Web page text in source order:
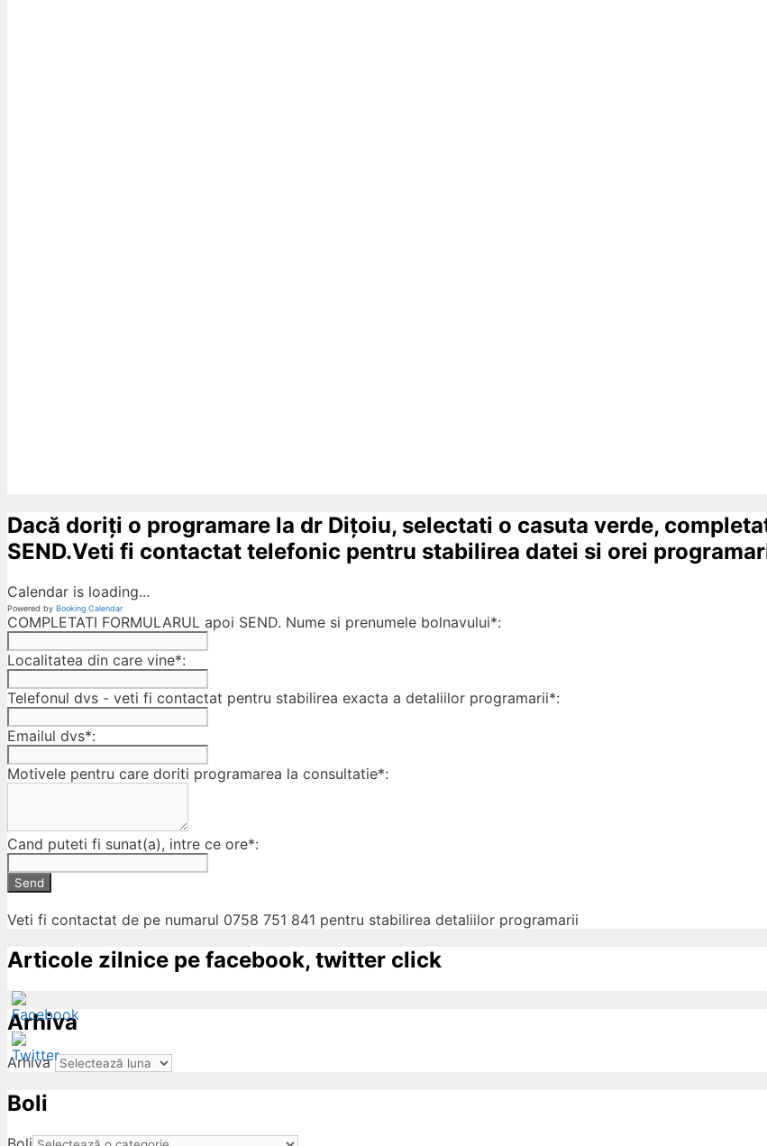
Dacă doriți o programare la dr Dițoiu, selectati o casuta verde,
SEND.Veti fi contactat telefonic pentru stabilirea datei si orei
Calendar is loading...
Powered by Booking Calendar
COMPLETATI FORMULARUL apoi SEND. Nume si prenumele bolnavului*:
Localitatea din care vine*:
Telefonul dvs - veti fi contactat pentru stabilirea exacta a detaliilor programarii*:
Emailul dvs*:
Motivele pentru care doriti programarea la consultatie*:
Cand puteti fi sunat(a), intre ce ore*:
Send
Veti fi contactat de pe numarul 0758 751 841 pentru stabilirea detaliilor programarii
Articole zilnice pe facebook, twitter click
Arhiva
Arhiva
Boli